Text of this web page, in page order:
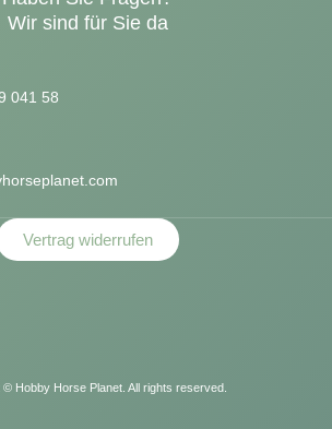
Wir sind für Sie da
041 58
Vertrag widerrufen
© Hobby Horse Planet. All rights reserved.